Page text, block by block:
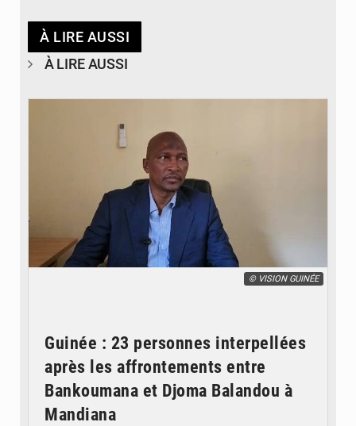
À LIRE AUSSI
À LIRE AUSSI
© VISION GUINÉE
Guinée : 23 personnes interpellées
après les affrontements entre
Bankoumana et Djoma Balandou à
Mandiana